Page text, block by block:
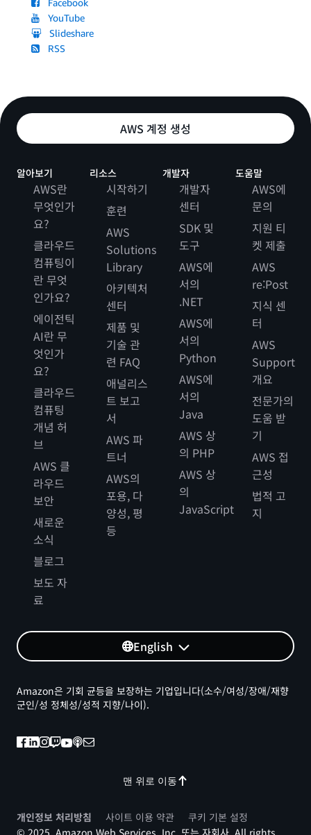
YouTube
Slideshare
RSS
AWS 계정 생성
알아보기
AWS란
무엇인가
요?
클라우드
컴퓨팅이
란 무엇
인가요?
에이전틱
AI란 무
엇인가
요?
클라우드
컴퓨팅
개념 허
브
AWS 클
라우드
보안
새로운
소식
블로그
보도 자
료
리소스
시작하기
훈련
AWS
Solutions
Library
아키텍처
센터
제품 및
기술 관
련 FAQ
애널리스
트 보고
서
AWS 파
트너
AWS의
포용, 다
양성, 평
등
개발자
개발자
센터
SDK 및
도구
AWS에
서의
.NET
AWS에
서의
Python
AWS에
서의
Java
AWS 상
의 PHP
AWS 상
의
JavaScript
도움말
AWS에
문의
지원 티
켓 제출
AWS
re:Post
지식 센
터
AWS
Support
개요
전문가의
도움 받
기
AWS 접
근성
법적 고
지
English
맨 위로 이동
Amazon은 기회 균등을 보장하는 기업입니다(소수/여성/장애/재향
군인/성 정체성/성적 지향/나이).
개인정보 처리방침 사이트 이용 약관
쿠키 기본 설정
© 2025, Amazon Web Services, Inc. 또는 자회사. All rights